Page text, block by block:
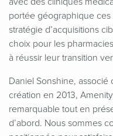
portée géographique
stratégie d’acquisitions
choix pour les
à réussir leur transition
Daniel Sonshine, associé
création en 2013,
remarquable tout en
d’abord. Nous sommes